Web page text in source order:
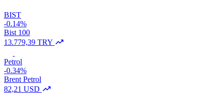
BIST
-0.14%
Bist 100
13.779,39 TRY
Petrol
-0.34%
Brent Petrol
82,21 USD